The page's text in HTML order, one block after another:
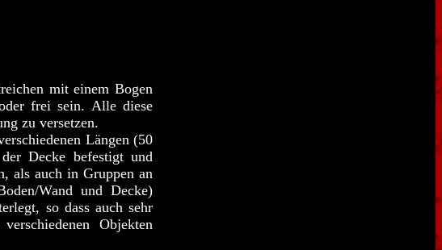
mit einem Bogen
frei sein. Alle diese
zu versetzen.
Längen (50
Decke befestigt und
als auch in Gruppen an
Wand und Decke)
so dass auch sehr
Objekten